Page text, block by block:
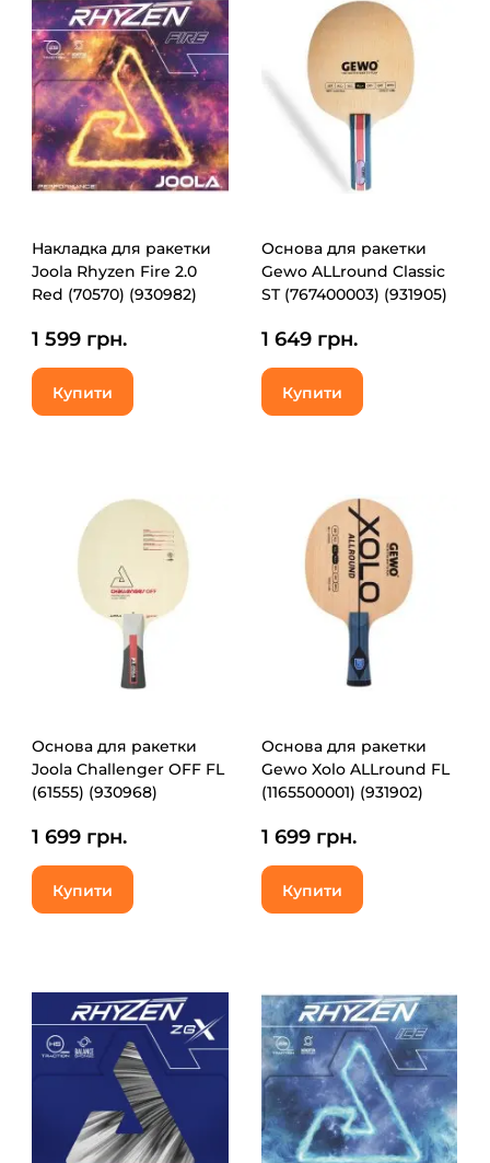
Накладка для ракетки
Joola Rhyzen Fire 2.0
Red (70570) (930982)
1 599 грн.
Купити
Основа для ракетки
Gewo ALLround Classic
ST (767400003) (931905)
1 649 грн.
Купити
Основа для ракетки
Joola Challenger OFF FL
(61555) (930968)
1 699 грн.
Купити
Основа для ракетки
Gewo Xolo ALLround FL
(1165500001) (931902)
1 699 грн.
Купити